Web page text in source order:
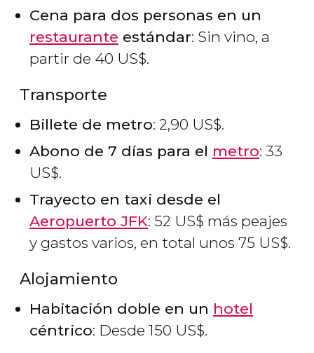
Cena para dos personas en un
restaurante estándar: Sin vino, a
partir de 40 US$.
Transporte
Billete de metro: 2,90 US$.
Abono de 7 días para el metro: 33
US$.
Trayecto en taxi desde el
Aeropuerto JFK: 52 US$ más peajes
y gastos varios, en total unos 75 US$.
Alojamiento
Habitación doble en un hotel
céntrico: Desde 150 US$.